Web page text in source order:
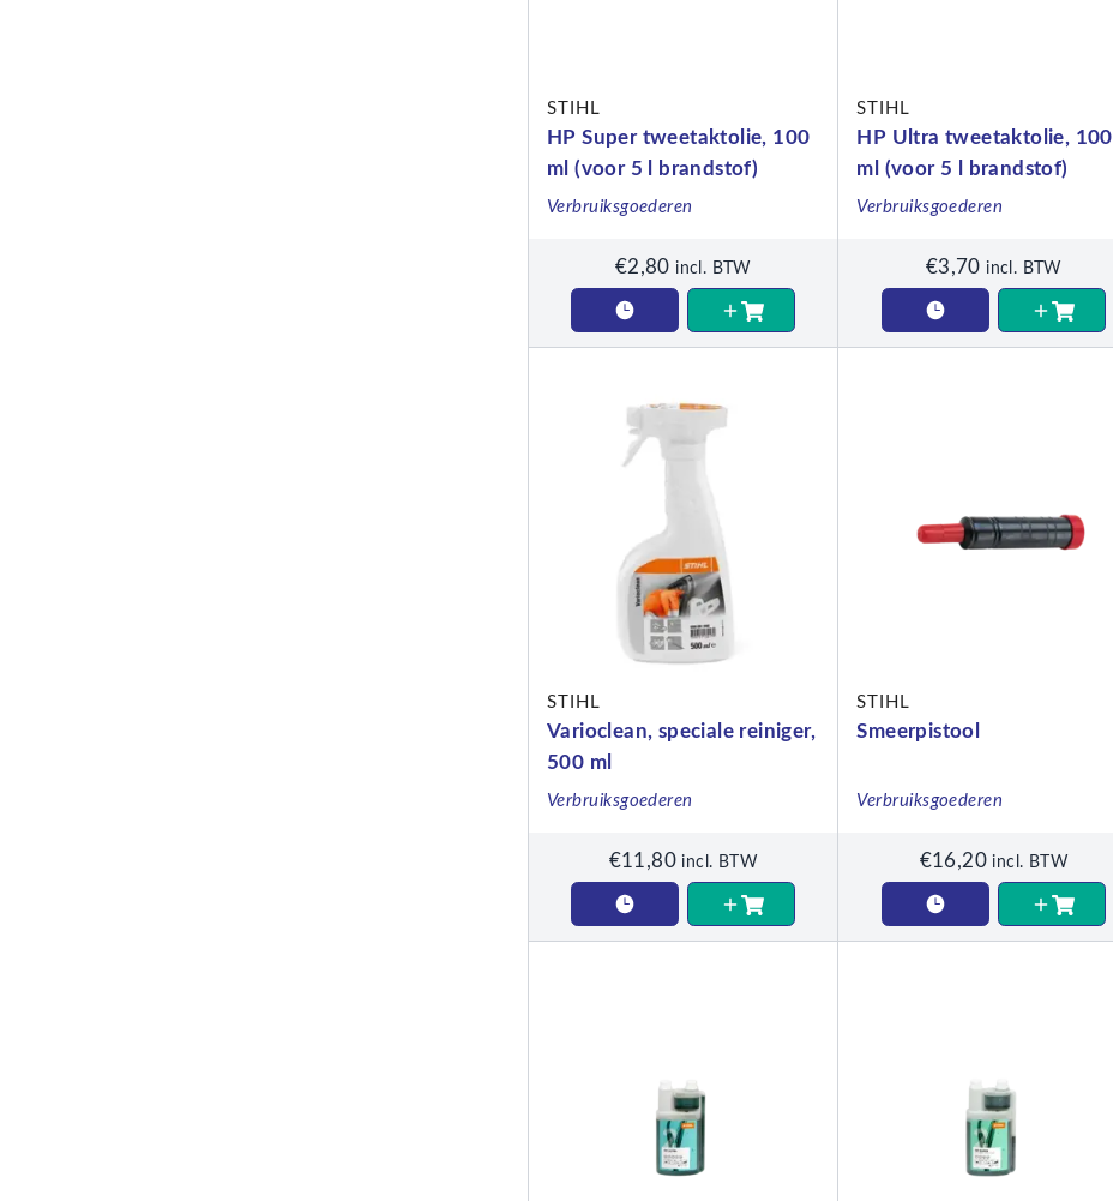
STIHL
HP Super tweetaktolie, 100
ml (voor 5 l brandstof)
Verbruiksgoederen
€2,80 incl. BTW
STIHL
HP Ultra tweetaktolie, 100
ml (voor 5 l brandstof)
Verbruiksgoederen
€3,70 incl. BTW
STIHL
Varioclean, speciale reiniger,
500 ml
Verbruiksgoederen
€11,80 incl. BTW
STIHL
Smeerpistool
Verbruiksgoederen
€16,20 incl. BTW